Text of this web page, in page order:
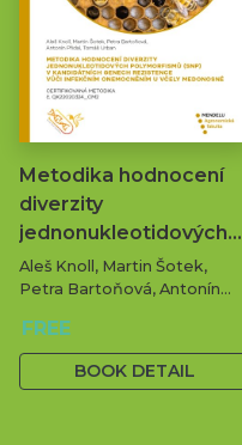
Metodika hodnocení
diverzity
jednonukleotidových…
Aleš Knoll, Martin Šotek,
Petra Bartoňová, Antonín
FREE
BOOK DETAIL